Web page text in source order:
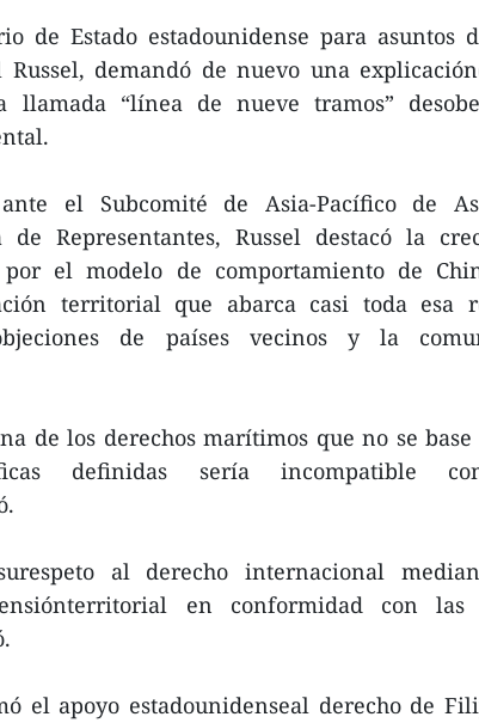
de Estado estadounidense para asuntos
Russel, demandó de nuevo una
“línea de nueve tramos”
el Subcomité de Asia-Pacífico de
de Representantes, Russel destacó la
por el modelo de comportamiento de
territorial que abarca casi toda esa
de países vecinos y la
de los derechos marítimos que no se base
definidas sería incompatible
al derecho internacional
en conformidad con las
el apoyo estadounidenseal derecho de